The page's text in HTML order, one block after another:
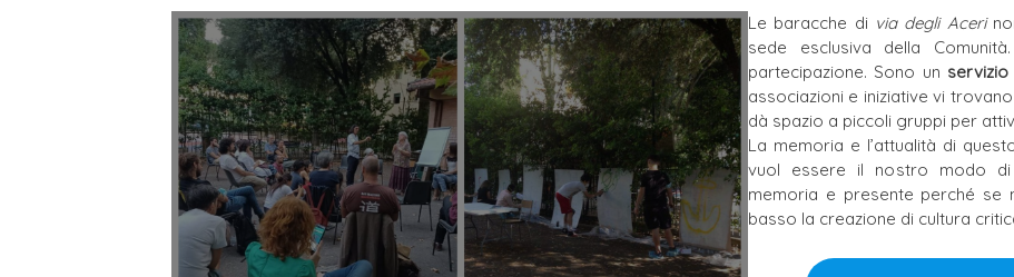
Le baracche di via degli Aceri
sede esclusiva della
partecipazione. Sono un
associazioni e iniziative vi
dà spazio a piccoli gruppi per
La memoria e l’attualità di
vuol essere il nostro modo di
memoria e presente perché se
basso la creazione di cultura